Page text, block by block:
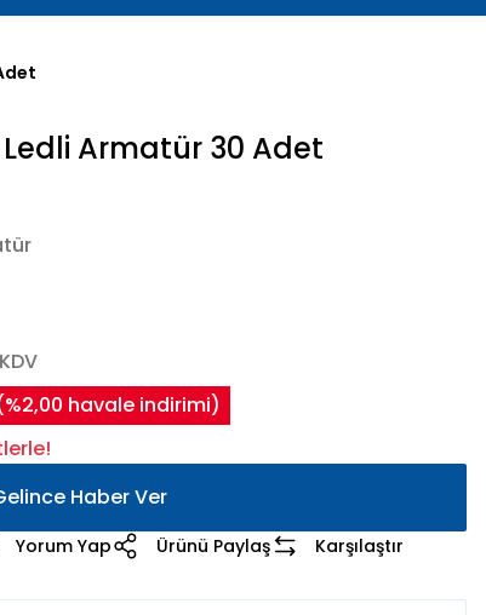
Armatür 30 Adet
havale indirimi)
Haber Ver
Yorum Yap Ürünü Paylaş Karşılaştır